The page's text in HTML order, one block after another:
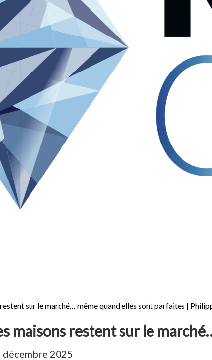
sur le marché… même quand elles sont parfaites |
maisons restent sur le
2025